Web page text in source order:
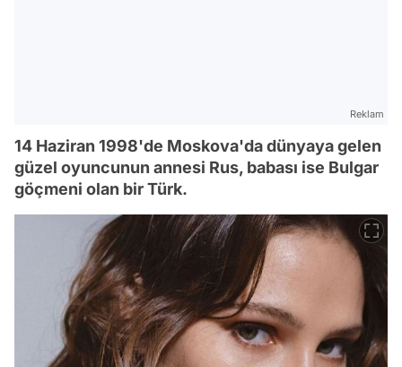
Reklam
14 Haziran 1998'de Moskova'da dünyaya gelen
güzel oyuncunun annesi Rus, babası ise Bulgar
göçmeni olan bir Türk.